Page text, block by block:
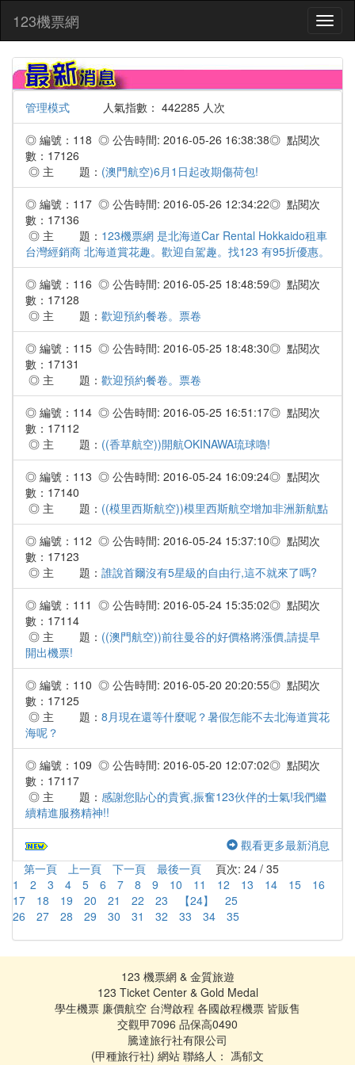
123機票網
管理模式 人氣指數： 442285 人次
◎ 編號：118 ◎ 公告時間: 2016-05-26 16:38:38◎ 點閱次
數：17126
◎ 主 題： (澳門航空)6月1日起改期傷荷包!
◎ 編號：117 ◎ 公告時間: 2016-05-26 12:34:22◎ 點閱次
數：17136
◎ 主 題： 123機票網 是北海道Car Rental Hokkaido租車
台灣經銷商 北海道賞花趣。歡迎自駕趣。找123 有95折優惠。
◎ 編號：116 ◎ 公告時間: 2016-05-25 18:48:59◎ 點閱次
數：17128
◎ 主 題： 歡迎預約餐卷。票卷
◎ 編號：115 ◎ 公告時間: 2016-05-25 18:48:30◎ 點閱次
數：17131
◎ 主 題： 歡迎預約餐卷。票卷
◎ 編號：114 ◎ 公告時間: 2016-05-25 16:51:17◎ 點閱次
數：17112
◎ 主 題： ((香草航空))開航OKINAWA琉球嚕!
◎ 編號：113 ◎ 公告時間: 2016-05-24 16:09:24◎ 點閱次
數：17140
◎ 主 題： ((模里西斯航空))模里西斯航空增加非洲新航點
◎ 編號：112 ◎ 公告時間: 2016-05-24 15:37:10◎ 點閱次
數：17123
◎ 主 題： 誰說首爾沒有5星級的自由行,這不就來了嗎?
◎ 編號：111 ◎ 公告時間: 2016-05-24 15:35:02◎ 點閱次
數：17114
◎ 主 題： ((澳門航空))前往曼谷的好價格將漲價,請提早
開出機票!
◎ 編號：110 ◎ 公告時間: 2016-05-20 20:20:55◎ 點閱次
數：17125
◎ 主 題： 8月現在還等什麼呢？暑假怎能不去北海道賞花
海呢？
◎ 編號：109 ◎ 公告時間: 2016-05-20 12:07:02◎ 點閱次
數：17117
◎ 主 題： 感謝您貼心的貴賓,振奮123伙伴的士氣!我們繼
續精進服務精神!!
觀看更多最新消息
第一頁
上一頁 下一頁 最後一頁 頁次: 24 / 35
1
2 3 4 5 6 7 8 9 10 11 12 13 14 15
16
17
18 19 20 21 22 23 【24】
25
26
27 28 29 30 31 32 33 34 35
123 機票網 & 金質旅遊
123 Ticket Center & Gold Medal
學生機票 廉價航空 台灣啟程 各國啟程機票 皆販售
交觀甲7096 品保高0490
騰達旅行社有限公司
(甲種旅行社) 網站 聯絡人： 馮郁文